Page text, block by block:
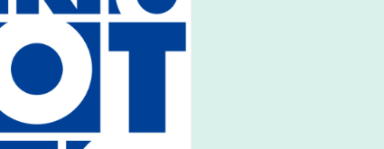
国内、海外の気になるトピック